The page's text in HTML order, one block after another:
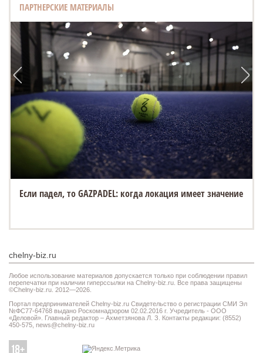
ПАРТНЕРСКИЕ МАТЕРИАЛЫ
Если падел, то GAZPADEL: когда локация имеет значение
chelny-biz.ru
Любое использование материалов допускается только при соблюдении правил
перепечатки при наличии гиперссылки на Chelny-biz.ru. Все права защищены
©Chelny-biz.ru. 2012—2026.
Портал предпринимателей Chelny-biz.ru Свидетельство о регистрации СМИ Эл
№ФС77-64768 выдано Роскомнадзором 02.02.2016 г. Учредитель - ООО
«Деловой». Главный редактор – Ахметзянова Л. З. Контакты редакции: (8552)
450-575, news@chelny-biz.ru